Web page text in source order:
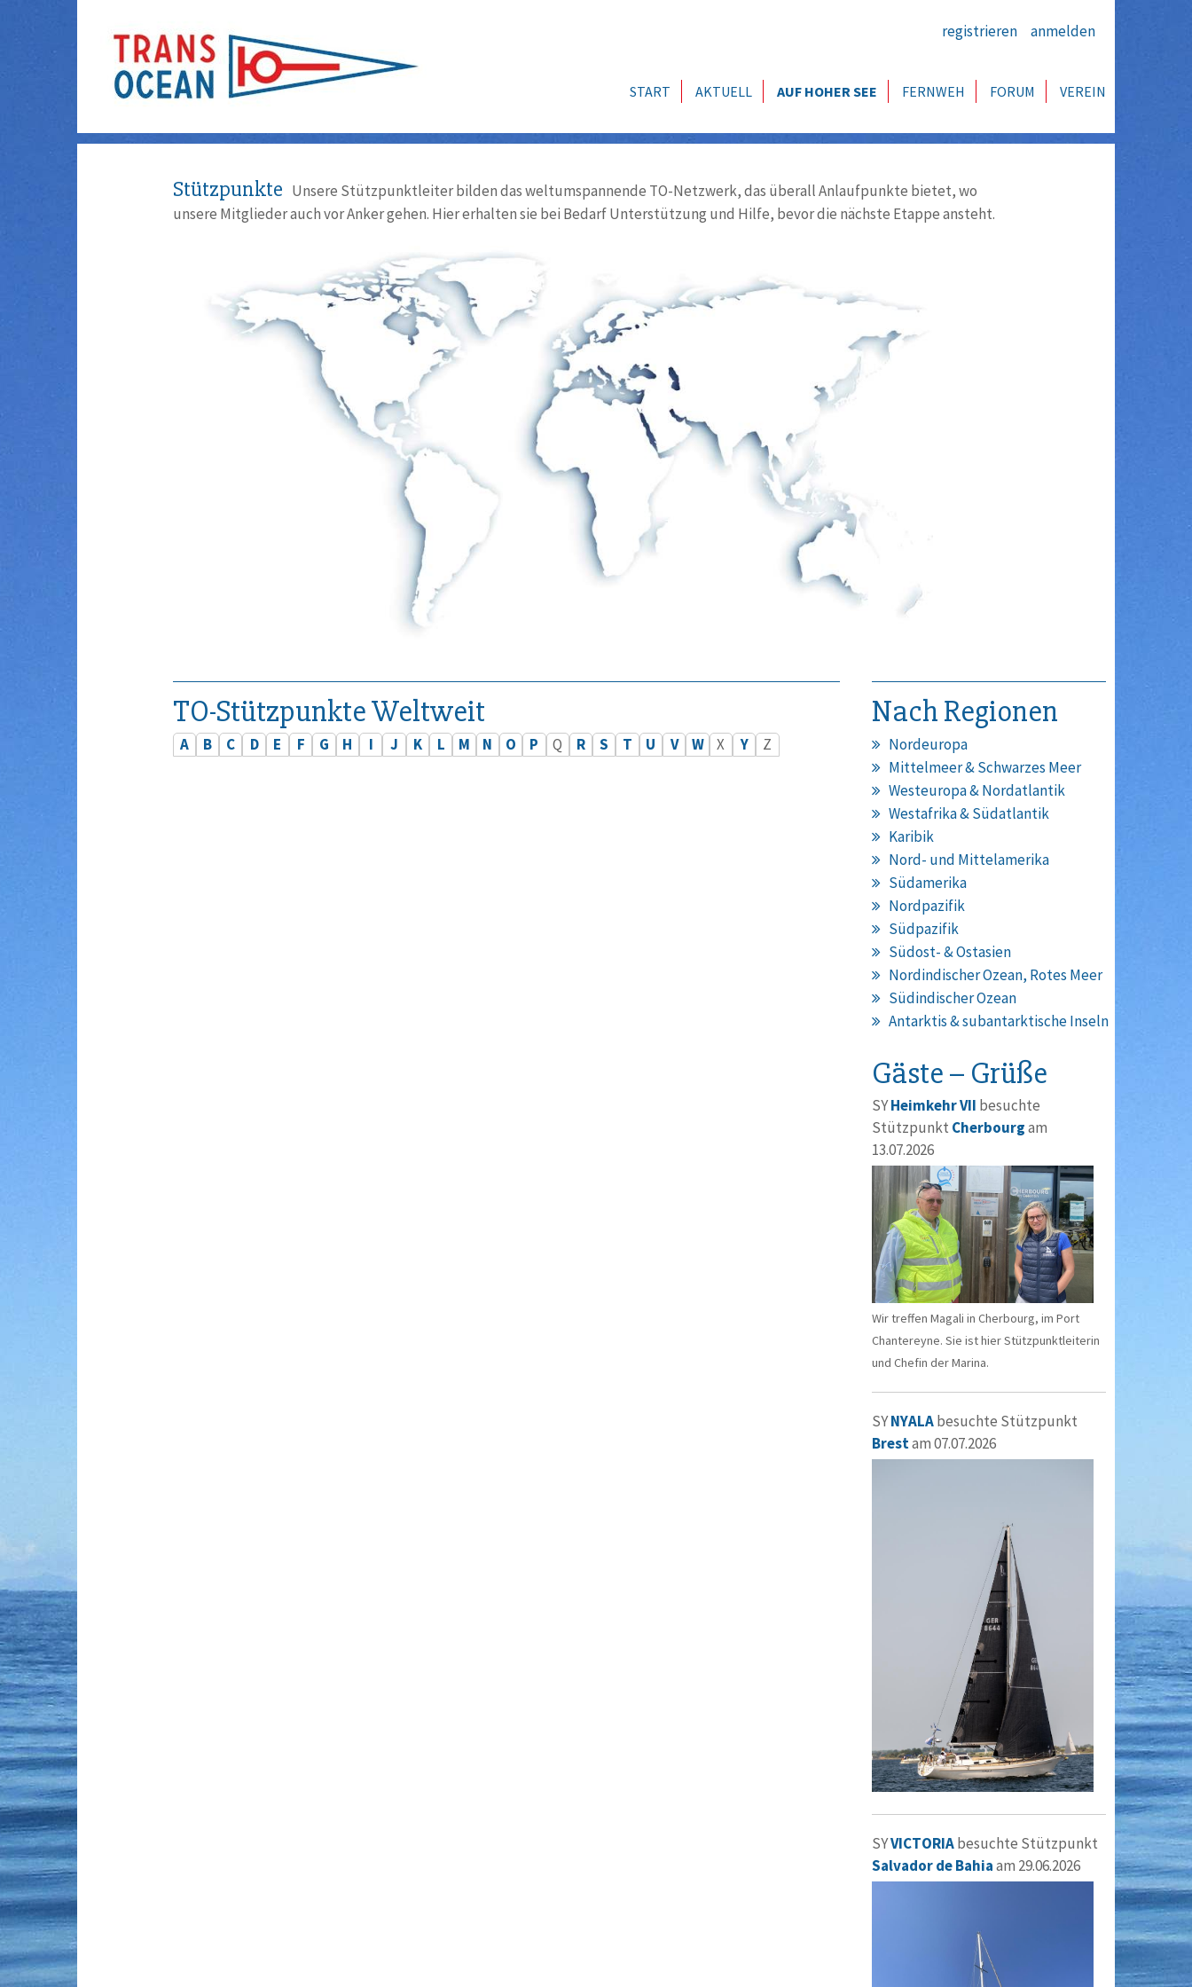
registrieren anmelden
START AKTUELL AUF HOHER SEE FERNWEH FORUM VEREIN
Stützpunkte Unsere Stützpunktleiter bilden das weltumspannende TO-Netzwerk, das überall Anlaufpunkte bietet, wo
unsere Mitglieder auch vor Anker gehen. Hier erhalten sie bei Bedarf Unterstützung und Hilfe, bevor die nächste Etappe ansteht.
TO-Stützpunkte Weltweit
A B C D E F G H I J K L M N O P Q R S T U V W X Y Z
Nach Regionen
Nordeuropa
Mittelmeer & Schwarzes Meer
Westeuropa & Nordatlantik
Westafrika & Südatlantik
Karibik
Nord- und Mittelamerika
Südamerika
Nordpazifik
Südpazifik
Südost- & Ostasien
Nordindischer Ozean, Rotes Meer
Südindischer Ozean
Antarktis & subantarktische Inseln
Gäste – Grüße
SYHeimkehr VII besuchte
Stützpunkt Cherbourgam
13.07.2026
Wir treffen Magali in Cherbourg, im Port
Chantereyne. Sie ist hier Stützpunktleiterin
und Chefin der Marina.
SYNYALAbesuchte Stützpunkt
Brestam 07.07.2026
SYVICTORIAbesuchte Stützpunkt
Salvador de Bahiaam 29.06.2026